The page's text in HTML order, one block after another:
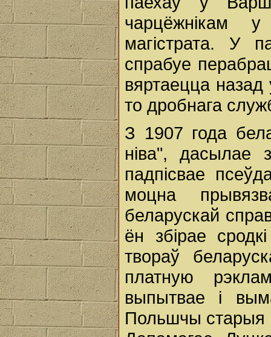
чарцёжнікам
магістрата. У
спрабуе
вяртаецца
то дробнага
З 1907 года
ніва",
падпісвае
моцна
беларускай
ён збірае
твораў
платную
выпытвае і
Польшчы старыя